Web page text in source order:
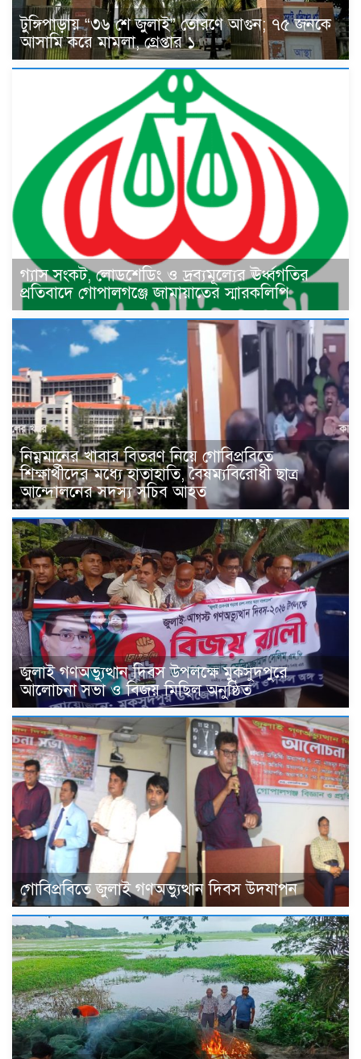
টুঙ্গিপাড়ায় “৩৬ শে জুলাই” তোরণে আগুন; ৭৫ জনকে
আসামি করে মামলা, গ্রেপ্তার ১
গ্যাস সংকট, লোডশেডিং ও দ্রব্যমূল্যের ঊর্ধ্বগতির
প্রতিবাদে গোপালগঞ্জে জামায়াতের স্মারকলিপি
নিম্নমানের খাবার বিতরণ নিয়ে গোবিপ্রবিতে
শিক্ষার্থীদের মধ্যে হাতাহাতি, বৈষম্যবিরোধী ছাত্র
আন্দোলনের সদস্য সচিব আহত
জুলাই গণঅভ্যুত্থান দিবস উপলক্ষে মুকসুদপুরে
আলোচনা সভা ও বিজয় মিছিল অনুষ্ঠিত
গোবিপ্রবিতে জুলাই গণঅভ্যুত্থান দিবস উদযাপন